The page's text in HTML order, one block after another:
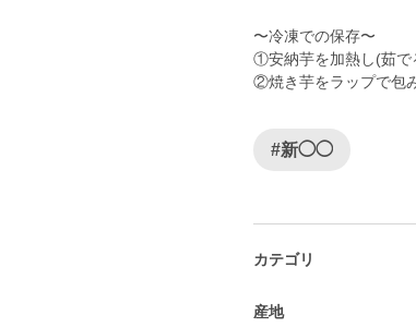
〜冷凍での保存〜
①安納芋を加熱し(茹で
#新◯◯
カテゴリ
産地